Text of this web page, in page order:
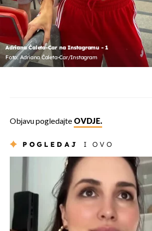
Adriana Ćaleta-Car na Instagramu - 1
Foto: Adriana Ćaleta-Car/Instagram
Objavu pogledajte OVDJE.
POGLEDAJ I OVO